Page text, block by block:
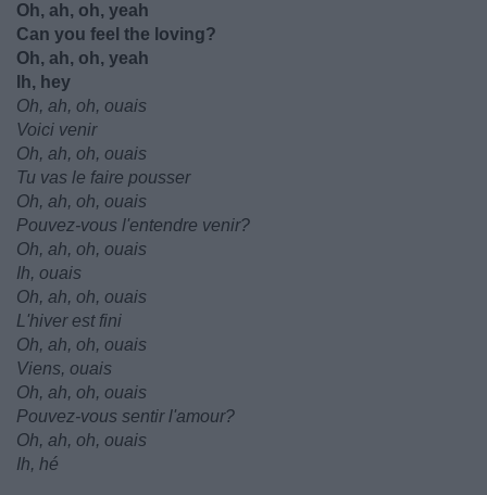
Oh, ah, oh, yeah
Can you feel the loving?
Oh, ah, oh, yeah
Ih, hey
Oh, ah, oh, ouais
Voici venir
Oh, ah, oh, ouais
Tu vas le faire pousser
Oh, ah, oh, ouais
Pouvez-vous l'entendre venir?
Oh, ah, oh, ouais
Ih, ouais
Oh, ah, oh, ouais
L'hiver est fini
Oh, ah, oh, ouais
Viens, ouais
Oh, ah, oh, ouais
Pouvez-vous sentir l'amour?
Oh, ah, oh, ouais
Ih, hé